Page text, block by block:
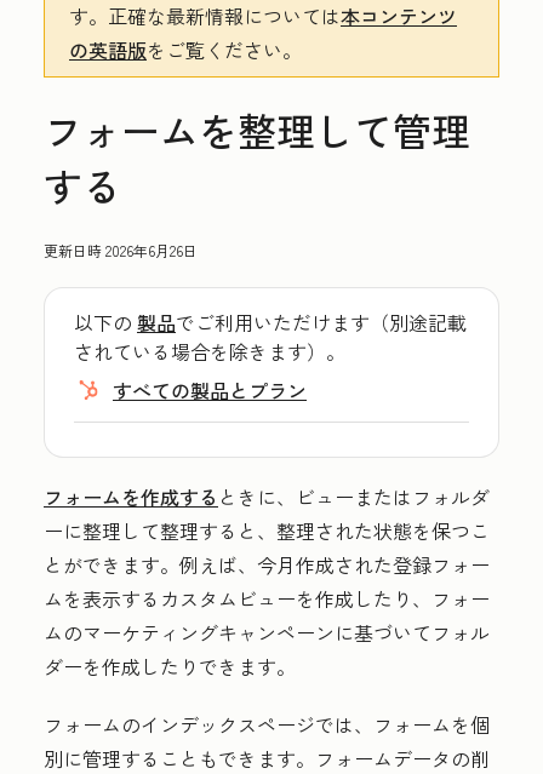
す。 正確な最新情報については本コンテンツ
の英語版をご覧ください。
フォームを整理して管理
する
更新日時2026年6月26日
以下の 製品でご利用いただけます（別途記載
されている場合を除きます）。
すべての製品とプラン
フォームを作成する ときに、ビューまたはフォルダ
ーに整理して整理すると、整理された状態を保つこ
とができます。例えば、今月作成された登録フォー
ムを表示するカスタムビューを作成したり、フォー
ムのマーケティングキャンペーンに基づいてフォル
ダーを作成したりできます。
フォームのインデックスページでは、フォームを個
別に管理することもできます。フォームデータの削